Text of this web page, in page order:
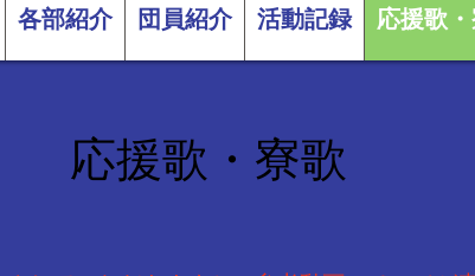
各部紹介 団員紹介 活動記録 応援歌
応援歌・寮歌